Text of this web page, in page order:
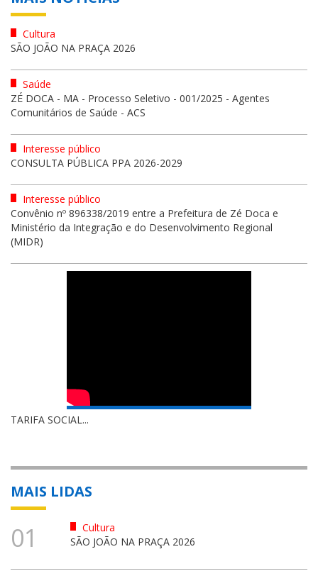
Cultura
SÃO JOÃO NA PRAÇA 2026
Saúde
ZÉ DOCA - MA - Processo Seletivo - 001/2025 - Agentes
Comunitários de Saúde - ACS
Interesse público
CONSULTA PÚBLICA PPA 2026-2029
Interesse público
Convênio nº 896338/2019 entre a Prefeitura de Zé Doca e
Ministério da Integração e do Desenvolvimento Regional
(MIDR)
TARIFA SOCIAL...
MAIS LIDAS
01
Cultura
SÃO JOÃO NA PRAÇA 2026